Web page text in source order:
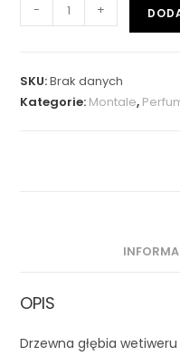
- +
SKU:Brak danych
Kategorie: Montale,
OPIS
Drzewna głębia